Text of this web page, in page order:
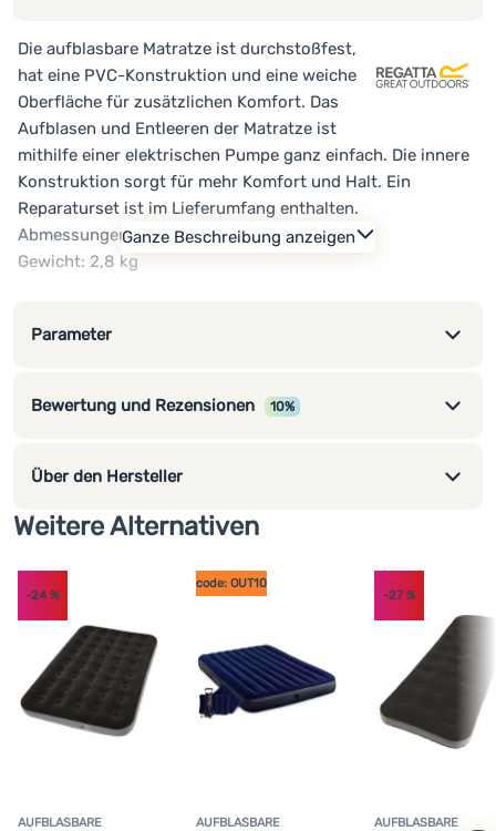
Die aufblasbare Matratze ist durchstoßfest,
hat eine PVC-Konstruktion und eine weiche
Oberfläche für zusätzlichen Komfort. Das
Aufblasen und Entleeren der Matratze ist
mithilfe einer elektrischen Pumpe ganz einfach. Die innere
Konstruktion sorgt für mehr Komfort und Halt. Ein
Reparaturset ist im Lieferumfang enthalten.
Abmessungen: 185 x 135 x 25 cm
Gewicht: 2,8 kg
Ganze Beschreibung anzeigen
Parameter
Bewertung und Rezensionen 10%
Über den Hersteller
Weitere Alternativen
AUFBLASBARE
-24 %
AUFBLASBARE
code: OUT10
AUFBLASBARE
-27%